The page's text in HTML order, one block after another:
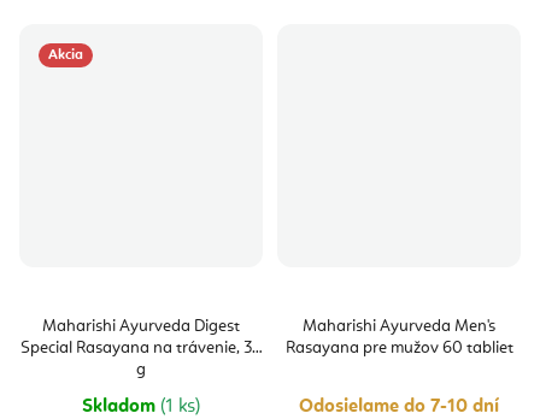
Akcia
Maharishi Ayurveda Digest
Special Rasayana na trávenie, 30
g
Skladom (1 ks)
Maharishi Ayurveda Men's
Rasayana pre mužov 60 tabliet
Odosielame do 7-10 dní